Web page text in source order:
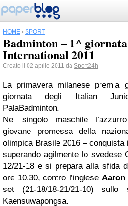
HOME › SPORT
Badminton – 1^
International 2011
Creato il 02 aprile 2011 da Sport24h
La primavera milanese premia
giornata degli Italian
PalaBadminton.
Nel singolo maschile
giovane promessa della
olimpica Brasile 2016 –
superando agilmente lo svedese
12/21-18 e si prepara alla sfida
ore 10.30, contro l’inglese Aaron
set (21-18/18-21/21-10) sullo
Kaensuwapongsa.